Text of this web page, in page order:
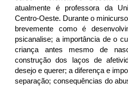
atualmente é professora da
Centro-Oeste. Durante o
brevemente como é
psicanalise; a importância de o
criança antes mesmo de
construção dos laços de
desejo e querer; a diferença e
separação; consequências do